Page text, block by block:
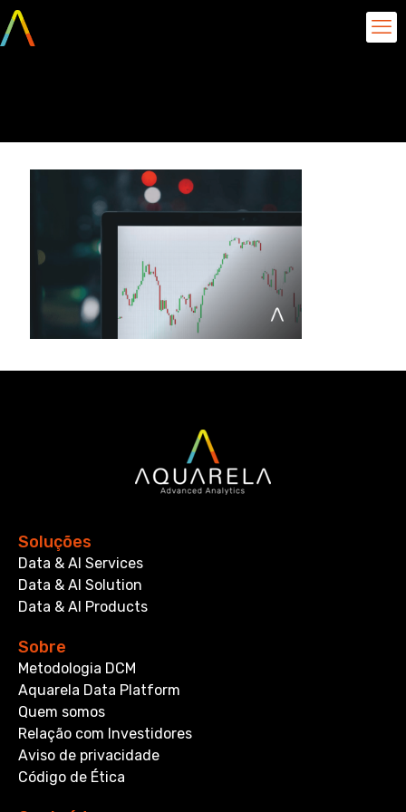
Soluções
Data & AI Services
Data & AI Solution
Data & AI Products
Sobre
Metodologia DCM
Aquarela Data Platform
Quem somos
Relação com Investidores
Aviso de privacidade
Código de Ética